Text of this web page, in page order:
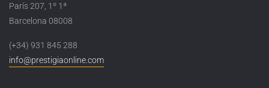
París 207, 1º 1ª
Barcelona 08008
(+34) 931 845 288
info@prestigiaonline.com